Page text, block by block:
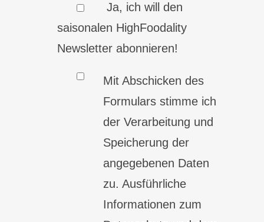
Ja, ich will den
saisonalen HighFoodality
Newsletter abonnieren!
Mit Abschicken des
Formulars stimme ich
der Verarbeitung und
Speicherung der
angegebenen Daten
zu. Ausführliche
Informationen zum